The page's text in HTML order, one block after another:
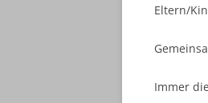
Eltern/
Immer